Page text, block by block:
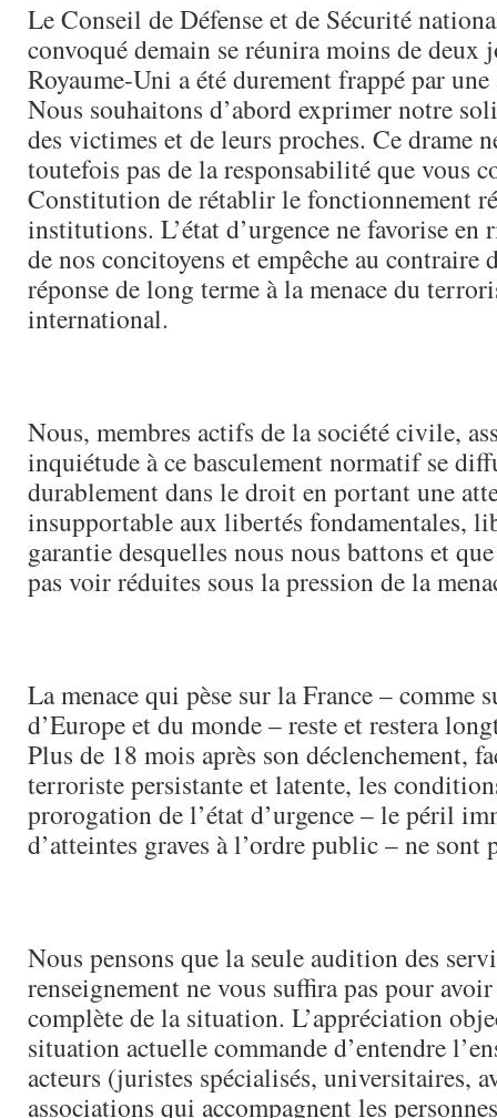
Le Conseil de Défense et de Sécurité
convoqué demain se réunira moins de deux
Royaume-Uni a été durement frappé par
Nous souhaitons d’abord exprimer notre
des victimes et de leurs proches. Ce drame
toutefois pas de la responsabilité que vous
Constitution de rétablir le fonctionnement
institutions. L’état d’urgence ne favorise
de nos concitoyens et empêche au contraire
réponse de long terme à la menace du
international.
Nous, membres actifs de la société civile,
inquiétude à ce basculement normatif se
durablement dans le droit en portant une
insupportable aux libertés fondamentales,
garantie desquelles nous nous battons et
pas voir réduites sous la pression de la
La menace qui pèse sur la France – comme
d’Europe et du monde – reste et restera
Plus de 18 mois après son déclenchement,
terroriste persistante et latente, les
prorogation de l’état d’urgence – le péril
d’atteintes graves à l’ordre public – ne sont
Nous pensons que la seule audition des
renseignement ne vous suffira pas pour
complète de la situation. L’appréciation
situation actuelle commande d’entendre
acteurs (juristes spécialisés, universitaires,
associations qui accompagnent les